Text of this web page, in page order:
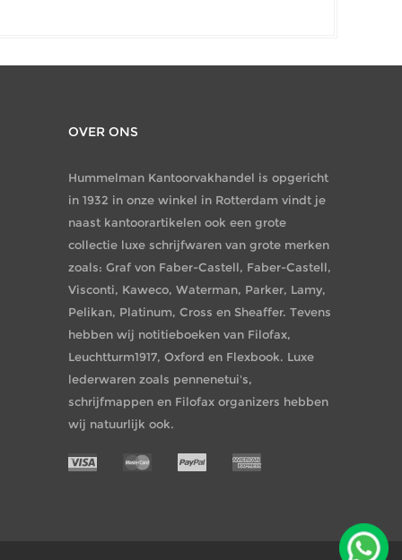
OVER ONS
Hummelman Kantoorvakhandel is opgericht
in 1932 in onze winkel in Rotterdam vindt je
naast kantoorartikelen ook een grote
collectie luxe schrijfwaren van grote merken
zoals: Graf von Faber-Castell, Faber-Castell,
Visconti, Kaweco, Waterman, Parker, Lamy,
Pelikan, Platinum, Cross en Sheaffer. Tevens
hebben wij notitieboeken van Filofax,
Leuchtturm1917, Oxford en Flexbook. Luxe
lederwaren zoals pennenetui's,
schrijfmappen en Filofax organizers hebben
wij natuurlijk ook.